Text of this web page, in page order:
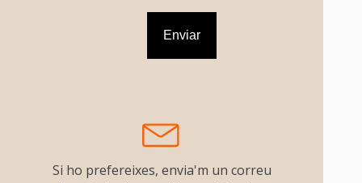
Si ho prefereixes, envia'm un correu